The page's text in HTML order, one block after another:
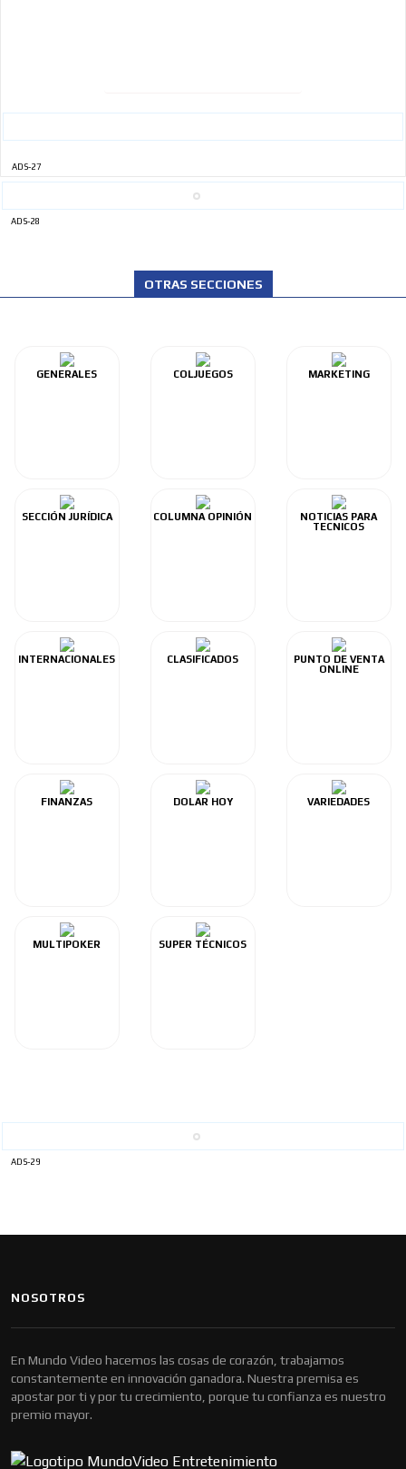
ADS-27
ADS-28
OTRAS SECCIONES
GENERALES COLJUEGOS MARKETING
SECCIÓN JURÍDICA COLUMNA OPINIÓN
NOTICIAS PARA
TECNICOS
INTERNACIONALES CLASIFICADOS
PUNTO DE VENTA
ONLINE
FINANZAS DOLAR HOY VARIEDADES
MULTIPOKER SUPER TÉCNICOS
ADS-29
NOSOTROS
En Mundo Video hacemos las cosas de corazón, trabajamos
constantemente en innovación ganadora. Nuestra premisa es
apostar por ti y por tu crecimiento, porque tu confianza es nuestro
premio mayor.